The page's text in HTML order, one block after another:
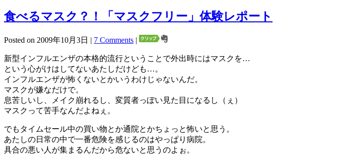
食べるマスク？！「マスクフリー」体験レポート
Posted on 2009年10月3日 | 7 Comments |
新型インフルエンザの本格的流行ということで外出時にはマスクを…
という心がけはしてないあたしだけども…。
インフルエンザが怖くないとかいうわけじゃないんだ。
マスクが嫌なだけで。
息苦しいし、メイク崩れるし、変質者っぽい見た目になるし（ぇ）
マスクって苦手なんだよねぇ。
でもタイムセール中の買い物とか通院とかちょっと怖いと思う。
あたしの日常の中で一番危険を感じるのはやっぱり病院。
具合の悪い人が集まるんだから危ないと思うのよぉ。